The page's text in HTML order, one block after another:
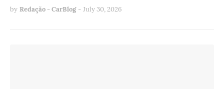
by Redação - CarBlog - July 30, 2026